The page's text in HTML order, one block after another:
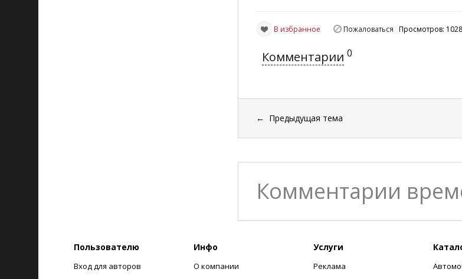
В избранное Пожаловаться Просмотров: 1028
Комментарии 0
← Предыдущая тема
Комментарии
Пользователю
Вход для авторов
Инфо
О компании
Услуги
Реклама